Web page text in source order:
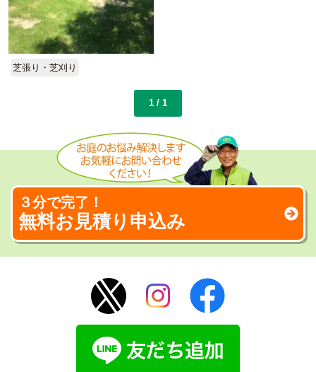
芝張り・芝刈り
1 / 1
３分で完了！
無料お見積り申込み